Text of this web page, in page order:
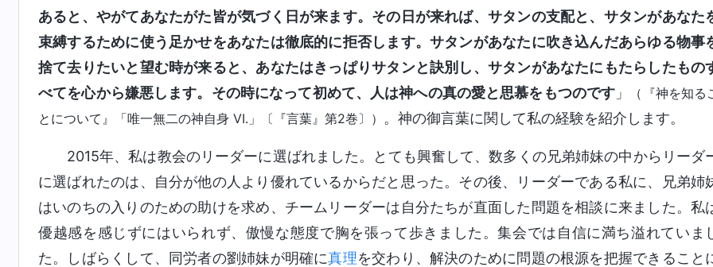
あると、やがてあなたがた皆が気づく日が来ます。その日が来れば、サタンの支配と、サタンがあなた
束縛するために使う足かせをあなたは徹底的に拒否します。サタンがあなたに吹き込んだあらゆる物事
捨て去りたいと望む時が来ると、あなたはきっぱりサタンと訣別し、サタンがあなたにもたらしたもの
べてを心から嫌悪します。その時になって初めて、人は神への真の愛と思慕をもつのです 」
（『神を知る
とについて』「唯一無二の神自身 VI.」〔『言葉』第2巻〕） 。神の御言葉に関して私の経験を紹介します。
2015年、私は教会のリーダーに選ばれました。とても興奮して、数多くの兄弟姉妹の中からリーダ
に選ばれたのは、自分が他の人より優れているからだと思った。その後、リーダーである私に、兄弟姉
はいのちの入りのための助けを求め、チームリーダーは自分たちが直面した問題を相談に来ました。私
優越感を感じずにはいられず、傲慢な態度で胸を張って歩きました。集会では自信に満ち溢れていま
た。しばらくして、同労者の劉姉妹が明確に真理を交わり、解決のために問題の根源を把握できること